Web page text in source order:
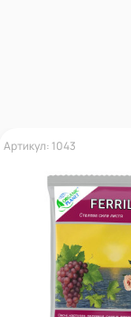
Артикул: 1043